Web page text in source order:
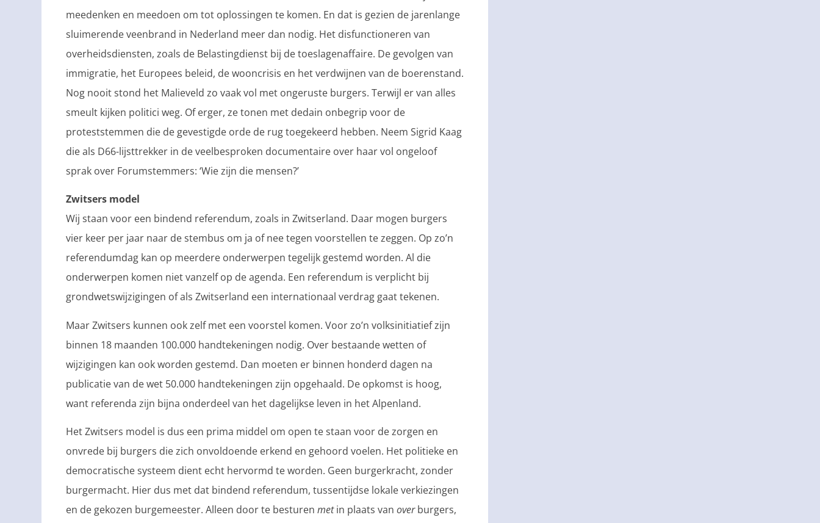
meedenken en meedoen om tot oplossingen te komen. En dat is gezien de jarenlange
sluimerende veenbrand in Nederland meer dan nodig. Het disfunctioneren van
overheidsdiensten, zoals de Belastingdienst bij de toeslagenaffaire. De gevolgen van
immigratie, het Europees beleid, de wooncrisis en het verdwijnen van de boerenstand.
Nog nooit stond het Malieveld zo vaak vol met ongeruste burgers. Terwijl er van alles
smeult kijken politici weg. Of erger, ze tonen met dedain onbegrip voor de
proteststemmen die de gevestigde orde de rug toegekeerd hebben. Neem Sigrid Kaag
die als D66-lijsttrekker in de veelbesproken documentaire over haar vol ongeloof
sprak over Forumstemmers: ‘Wie zijn die mensen?’
Zwitsers model
Wij staan voor een bindend referendum, zoals in Zwitserland. Daar mogen burgers
vier keer per jaar naar de stembus om ja of nee tegen voorstellen te zeggen. Op zo’n
referendumdag kan op meerdere onderwerpen tegelijk gestemd worden. Al die
onderwerpen komen niet vanzelf op de agenda. Een referendum is verplicht bij
grondwetswijzigingen of als Zwitserland een internationaal verdrag gaat tekenen.
Maar Zwitsers kunnen ook zelf met een voorstel komen. Voor zo’n volksinitiatief zijn
binnen 18 maanden 100.000 handtekeningen nodig. Over bestaande wetten of
wijzigingen kan ook worden gestemd. Dan moeten er binnen honderd dagen na
publicatie van de wet 50.000 handtekeningen zijn opgehaald. De opkomst is hoog,
want referenda zijn bijna onderdeel van het dagelijkse leven in het Alpenland.
Het Zwitsers model is dus een prima middel om open te staan voor de zorgen en
onvrede bij burgers die zich onvoldoende erkend en gehoord voelen. Het politieke en
democratische systeem dient echt hervormd te worden. Geen burgerkracht, zonder
burgermacht. Hier dus met dat bindend referendum, tussentijdse lokale verkiezingen
en de gekozen burgemeester. Alleen door te besturen metin plaats van overburgers,